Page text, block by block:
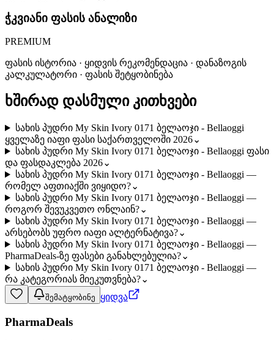
ჭკვიანი ფასის ანალიზი
PREMIUM
ფასის ისტორია · ყიდვის რეკომენდაცია · დანაზოგის
კალკულატორი · ფასის შეტყობინება
ხშირად დასმული კითხვები
სახის პუდრი My Skin Ivory 0171 ბელაოჯი - Bellaoggi
ყველაზე იაფი ფასი საქართველოში 2026⌄
სახის პუდრი My Skin Ivory 0171 ბელაოჯი - Bellaoggi ფასი
და ფასდაკლება 2026⌄
სახის პუდრი My Skin Ivory 0171 ბელაოჯი - Bellaoggi —
რომელ აფთიაქში ვიყიდო?⌄
სახის პუდრი My Skin Ivory 0171 ბელაოჯი - Bellaoggi —
როგორ შევუკვეთო ონლაინ?⌄
სახის პუდრი My Skin Ivory 0171 ბელაოჯი - Bellaoggi —
არსებობს უფრო იაფი ალტერნატივა?⌄
სახის პუდრი My Skin Ivory 0171 ბელაოჯი - Bellaoggi —
PharmaDeals-ზე ფასები განახლებულია?⌄
სახის პუდრი My Skin Ivory 0171 ბელაოჯი - Bellaoggi —
რა კატეგორიას მიეკუთვნება?⌄
შემატყობინე ყიდვა
PharmaDeals